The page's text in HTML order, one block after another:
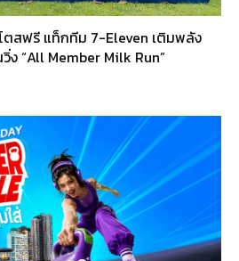
ตสฟรี แท็กทีม 7-Eleven เติมพลัง
ง “All Member Milk Run”